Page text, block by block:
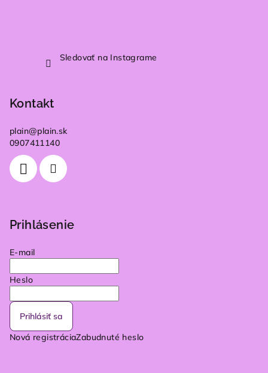
Sledovať na Instagrame
Kontakt
plain@plain.sk
0907411140
Prihlásenie
E-mail
Heslo
Prihlásiť sa
Nová registráciaZabudnuté heslo